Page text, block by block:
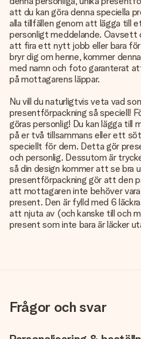
att du kan göra denna speciella
alla tillfällen genom att lägga till
personligt meddelande. Oavsett
att fira ett nytt jobb eller bara
bryr dig om henne, kommer
med namn och foto garanterat
på mottagarens läppar.
Nu vill du naturligtvis veta vad
presentförpackning så speciell!
göras personlig! Du kan lägga
på er två tillsammans eller ett
speciellt för dem. Detta gör
och personlig. Dessutom är
så din design kommer att se bra
presentförpackning gör att den
att mottagaren inte behöver
present. Den är fylld med 6
att njuta av (och kanske till och
present som inte bara är läcker
Frågor och svar